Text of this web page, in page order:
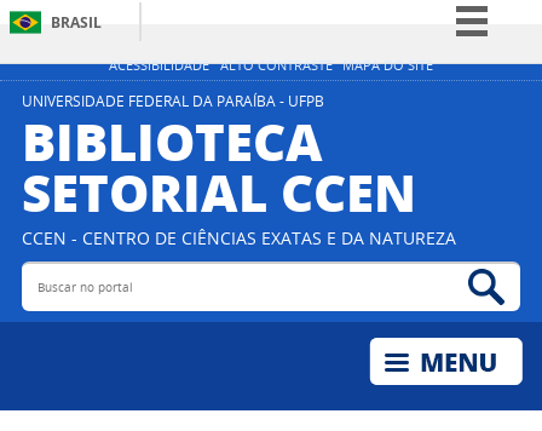
ACESSIBILIDADE ALTO CONTRASTE MAPA DO SITE
BRASIL
Simplifique!
Acesso à informação
Legislação
UNIVERSIDADE FEDERAL DA PARAÍBA - UFPB
BIBLIOTECA
SETORIAL CCEN
CCEN - CENTRO DE CIÊNCIAS EXATAS E DA NATUREZA
Buscar no portal